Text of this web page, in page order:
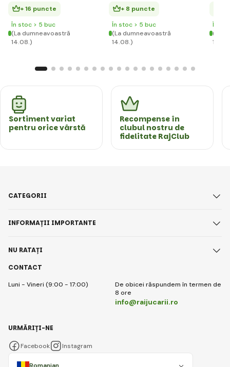
+ 16 puncte
În stoc > 5 buc
(La dumneavoastră
14.08.)
+ 8 puncte
În stoc > 5 buc
(La dumneavoastră
14.08.)
În
(La
Sortiment variat
pentru orice vârstă
Recompense în
clubul nostru de
fidelitate RajClub
CONTACT
Luni - Vineri (9:00 - 17:00)
De obicei răspundem în termen de
8 ore
info@raijucarii.ro
CATEGORII
INFORMAȚII IMPORTANTE
NU RATAȚI
URMĂRIȚI-NE
Facebook Instagram